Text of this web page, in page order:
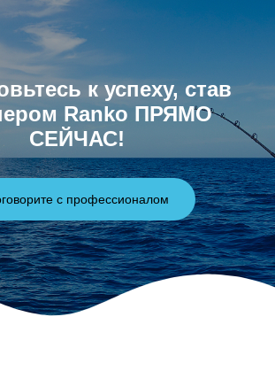
к успеху, став
Ranko ПРЯМО
СЕЙЧАС!
с профессионалом